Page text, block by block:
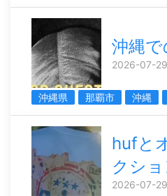
沖縄で
2026-07-
沖縄県 那覇市 沖縄
hufと
クショ
2026-07-